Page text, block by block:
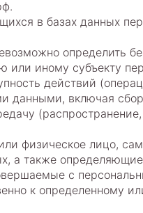
в базах данных
определить
или иному субъекту
действий
данными, включая
физическое лицо,
а также
с
к определенному